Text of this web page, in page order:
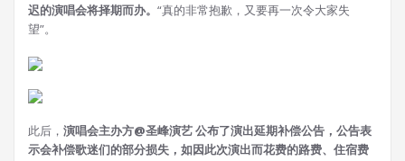
迟的演唱会将择期而办。 “真的非常抱歉，又要再一次令大家失
望”。
此后， 演唱会主办方@圣峰演艺 公布了演出延期补偿公告，公告表
示会补偿歌迷们的部分损失，如因此次演出而花费的路费、住宿费